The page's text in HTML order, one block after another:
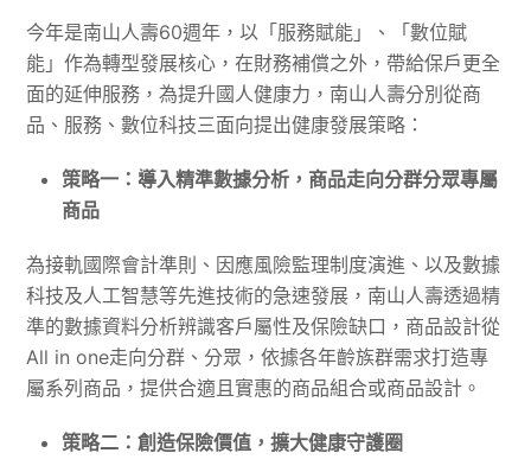
今年是南山人壽60週年，以「服務賦能」、「數位賦
能」作為轉型發展核心，在財務補償之外，帶給保戶更全
面的延伸服務，為提升國人健康力，南山人壽分別從商
品、服務、數位科技三面向提出健康發展策略：
策略一：導入精準數據分析，商品走向分群分眾專屬
商品
為接軌國際會計準則、因應風險監理制度演進、以及數據
科技及人工智慧等先進技術的急速發展，南山人壽透過精
準的數據資料分析辨識客戶屬性及保險缺口，商品設計從
All in one走向分群、分眾，依據各年齡族群需求打造專
屬系列商品，提供合適且實惠的商品組合或商品設計。
策略二：創造保險價值，擴大健康守護圈